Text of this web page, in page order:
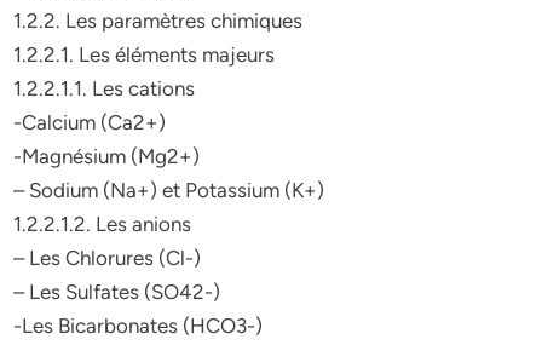
1.2.2. Les paramètres chimiques
1.2.2.1. Les éléments majeurs
1.2.2.1.1. Les cations
-Calcium (Ca2+)
-Magnésium (Mg2+)
– Sodium (Na+) et Potassium (K+)
1.2.2.1.2. Les anions
– Les Chlorures (Cl-)
– Les Sulfates (SO42-)
-Les Bicarbonates (HCO3-)